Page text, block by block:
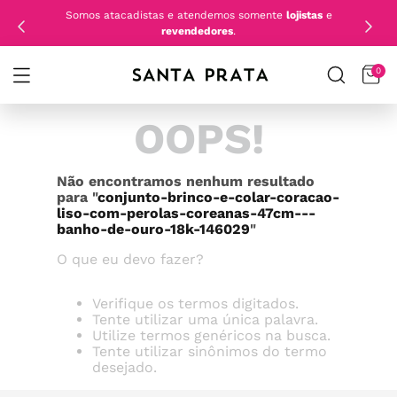
Somos atacadistas e atendemos somente lojistase
revendedores.
0
OOPS!
Não encontramos nenhum resultado
para "conjunto-brinco-e-colar-coracao-
liso-com-perolas-coreanas-47cm---
banho-de-ouro-18k-146029"
O que eu devo fazer?
Verifique os termos digitados.
Tente utilizar uma única palavra.
Utilize termos genéricos na busca.
Tente utilizar sinônimos do termo
desejado.